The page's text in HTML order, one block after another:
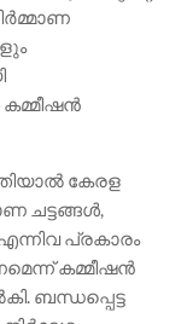
കേരള
ചട്ടങ്ങൾ,
പ്രകാരം
കമ്മീഷൻ
ബന്ധപ്പെട്ട